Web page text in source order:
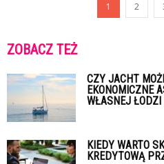
1 2
ZOBACZ TEŻ
CZY JACHT
EKONOMICZNE
WŁASNEJ ŁODZI
KIEDY WARTO
KREDYTOWĄ